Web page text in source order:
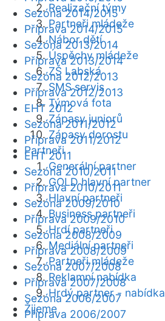
Realizační týmy
Partneři mládeže
Nábor dětí
Úspěchy mládeže
ZŠ Labská
SMS servis
Týmová fota
Zápasy juniorů
Zápasy dorostu
Partneři
Generální partner
GOLD hlavní partner
Hlavní partneři
Business partneři
Hrdí partneři
Mediální partneři
Partneři mládeže
Reklamní nabídka
Hrdý partner - nabídka
Žijeme
Sezóna 2014/2015
Příprava 2014/2015
Sezóna 2013/2014
Příprava 2013/2014
Sezóna 2012/2013
Příprava 2012/2013
EHT 2012
Sezóna 2011/2012
Příprava 2011/2012
EHT 2011
Sezóna 2010/2011
Příprava 2010/2011
Sezóna 2009/2010
Příprava 2009/2010
Sezóna 2008/2009
Příprava 2008/2009
Sezóna 2007/2008
Příprava 2007/2008
Sezóna 2006/2007
Příprava 2006/2007